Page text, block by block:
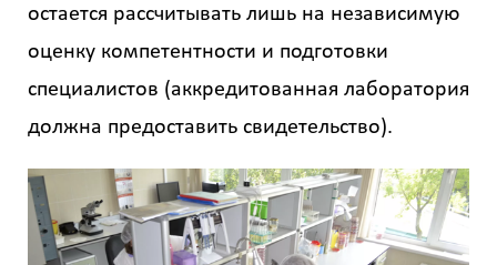
остается рассчитывать лишь на независимую
оценку компетентности и подготовки
специалистов (аккредитованная лаборатория
должна предоставить свидетельство).